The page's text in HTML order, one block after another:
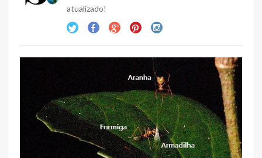
atualizado!